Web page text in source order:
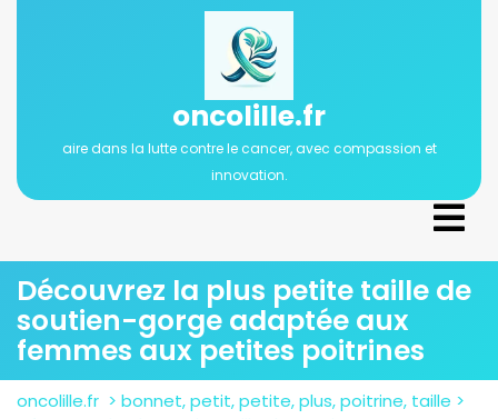
oncolille.fr
aire dans la lutte contre le cancer, avec compassion et
innovation.
Découvrez la plus petite taille de
soutien-gorge adaptée aux
femmes aux petites poitrines
oncolille.fr > bonnet,petit,petite,plus,poitrine, taille >